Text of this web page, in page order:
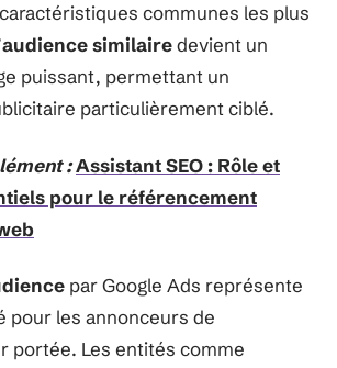
communes les plus
audience similairedevient un
puissant, permettant un
particulièrement ciblé.
:Assistant SEO : Rôle et
pour le référencement
par Google Ads représente
pour les annonceurs de
portée. Les entités comme